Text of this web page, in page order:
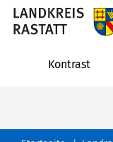
Kontrast